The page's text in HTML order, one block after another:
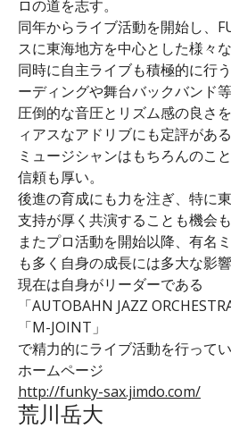
ロの道を志す。
同年からライブ活動を開始し、
スに東海地方を中心とした様々
同時に自主ライブも積極的に行
ーディングや舞台バックバンド等
圧倒的な音圧とリズム感の良さ
ィアスなアドリブにも定評がある
ミュージシャンはもちろんのこ
信頼も厚い。
後進の育成にも力を注ぎ、特に
支持が厚く共演することも機会も
またプロ活動を開始以降、有名
も多く自身の成長には多大な影
現在は自身がリーダーである
「AUTOBAHN JAZZ
「M-JOINT」
で精力的にライブ活動を行ってい
ホームページ
http://funky-sax.jimdo.com/
荒川岳大